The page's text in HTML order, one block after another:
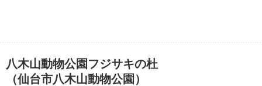
八木山動物公園フジサキの杜
（仙台市八木山動物公園）